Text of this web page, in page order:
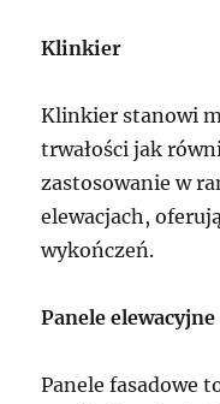
Klinkier
Klinkier stanowi
trwałości jak
zastosowanie w
elewacjach,
wykończeń.
Panele elewacyjne
Panele fasadowe